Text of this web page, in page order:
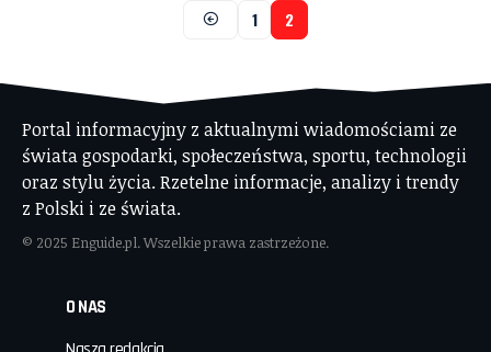
1 2
Portal informacyjny z aktualnymi wiadomościami ze
świata gospodarki, społeczeństwa, sportu, technologii
oraz stylu życia. Rzetelne informacje, analizy i trendy
z Polski i ze świata.
© 2025 Enguide.pl. Wszelkie prawa zastrzeżone.
O NAS